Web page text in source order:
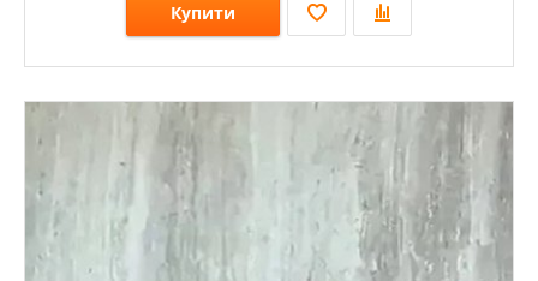
Купити
Розміри: 600х1200х8; 600х600х8; 1200х1200х8;
Стилі: Під камінь;
Кольори: